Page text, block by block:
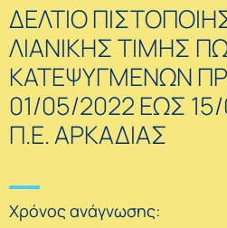
ΔΕΛΤΙΟ
ΛΙΑΝΙΚΗΣ ΤΙΜΗΣ
ΚΑΤΕΨΥΓΜΕΝΩΝ
01/05/2022 ΕΩΣ
Π.Ε. ΑΡΚΑΔΙΑΣ
Χρόνος ανάγνωσης: